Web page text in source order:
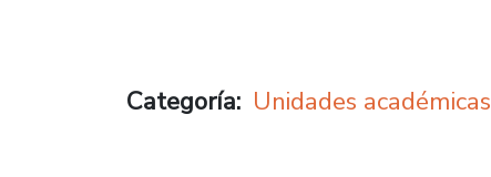
Categoría Unidades académicas